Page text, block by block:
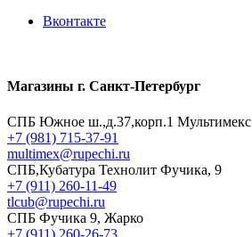
Вконтакте
Магазины г. Санкт-Петербург
СПБ Южное ш.,д.37,корп.1 Мультимекс
+7 (981) 715-37-91
multimex@rupechi.ru
СПБ,Кубатура Технолит Фучика, 9
+7 (911) 260-11-49
tlcub@rupechi.ru
СПБ Фучика 9, Жарко
+7 (911) 260-26-73